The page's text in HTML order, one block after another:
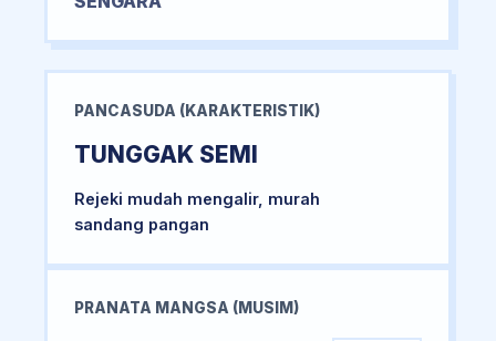
PANCASUDA (KARAKTERISTIK)
TUNGGAK SEMI
Rejeki mudah mengalir, murah
sandang pangan
PRANATA MANGSA (MUSIM)